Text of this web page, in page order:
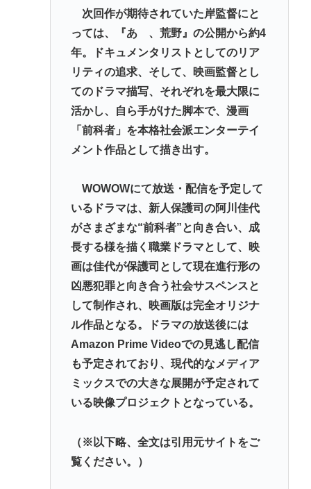
次回作が期待されていた岸監督にと
っては、『あゝ、荒野』の公開から約4
年。ドキュメンタリストとしてのリア
リティの追求、そして、映画監督とし
てのドラマ描写、それぞれを最大限に
活かし、自ら手がけた脚本で、漫画
「前科者」を本格社会派エンターテイ
メント作品として描き出す。
WOWOWにて放送・配信を予定して
いるドラマは、新人保護司の阿川佳代
がさまざまな“前科者”と向き合い、成
長する様を描く職業ドラマとして、映
画は佳代が保護司として現在進行形の
凶悪犯罪と向き合う社会サスペンスと
して制作され、映画版は完全オリジナ
ル作品となる。ドラマの放送後には
Amazon Prime Videoでの見逃し配信
も予定されており、現代的なメディア
ミックスでの大きな展開が予定されて
いる映像プロジェクトとなっている。
（※以下略、全文は引用元サイトをご
覧ください。）